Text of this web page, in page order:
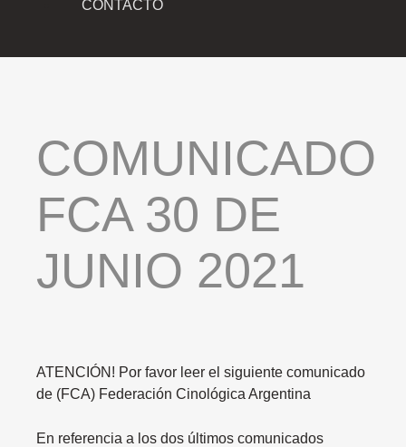
CONTACTO
COMUNICADO
FCA 30 DE
JUNIO 2021
ATENCIÓN! Por favor leer el siguiente comunicado
de (FCA) Federación Cinológica Argentina
En referencia a los dos últimos comunicados